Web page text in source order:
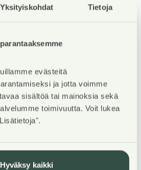
Yksityiskohdat Tietoja
evästeitä
ja jotta voimme
sisältöä tai mainoksia sekä
toimivuutta. Voit lukea
Hyväksy kaikki
maanantaina
tapahtuu keskeneräisellä
vuoksi kulku ei välttämättä
kaikkia talon asuntoja pääse
mahdollisuuksien mukaan 1-
kerroksesta.
to 5:00 PM! The viewing will
site that is still under